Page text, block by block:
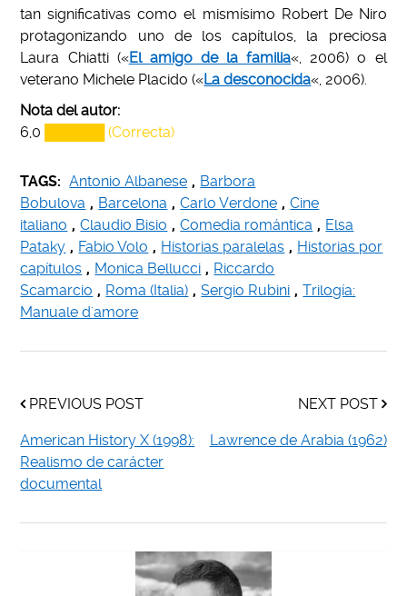
tan significativas como el mismísimo Robert De Niro
protagonizando uno de los capítulos, la preciosa
Laura Chiatti («El amigo de la familia«, 2006) o el
veterano Michele Placido («La desconocida«, 2006).
Nota del autor:
6,0
██████ (Correcta)
TAGS: Antonio Albanese , Barbora
Bobulova , Barcelona , Carlo Verdone , Cine
italiano , Claudio Bisio , Comedia romántica , Elsa
Pataky , Fabio Volo , Historias paralelas , Historias por
capítulos , Monica Bellucci , Riccardo
Scamarcio , Roma (Italia) , Sergio Rubini , Trilogía:
Manuale d'amore
PREVIOUS POST
American History X (1998):
Realismo de carácter
documental
NEXT POST
Lawrence de Arabia (1962)